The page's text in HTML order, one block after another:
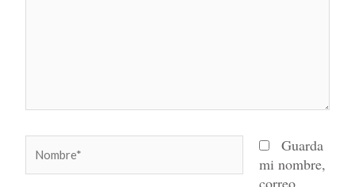
Guarda
mi nombre,
correo